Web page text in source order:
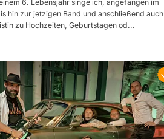
6. Lebensjahr singe ich, angefangen im
hin zur jetzigen Band und anschließend auch
zu Hochzeiten, Geburtstagen od...